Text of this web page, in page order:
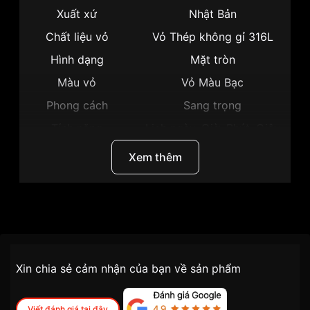
Xuất xứ
Nhật Bản
Chất liệu vỏ
Vỏ Thép không gỉ 316L
Hình dạng
Mặt tròn
Màu vỏ
Vỏ Màu Bạc
Phong cách
Sang trọng
Mặt xanh dương
Xem thêm
Đối tượng sử dụng Nam
tiện lợi –
nhanh chóng – minh bạch
Xin chia sẻ cảm nhận của bạn về sản phẩm